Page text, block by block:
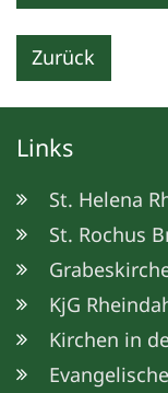
Zurück
Links
St. Helena
St. Rochus
KjG
Kirchen in